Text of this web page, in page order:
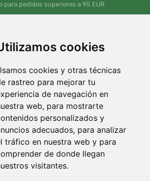
cookies
cookies y otras técnicas
rastreo para mejorar tu
de navegación en
web, para mostrarte
personalizados y
adecuados, para analizar
tráfico en nuestra web y para
de donde llegan
visitantes.
para pedidos superiores a 95 EUR
gratuitos
o cambiar su pedido en cualquier momento
90 días
a Trees.org
plantamos un árbol. Leer más